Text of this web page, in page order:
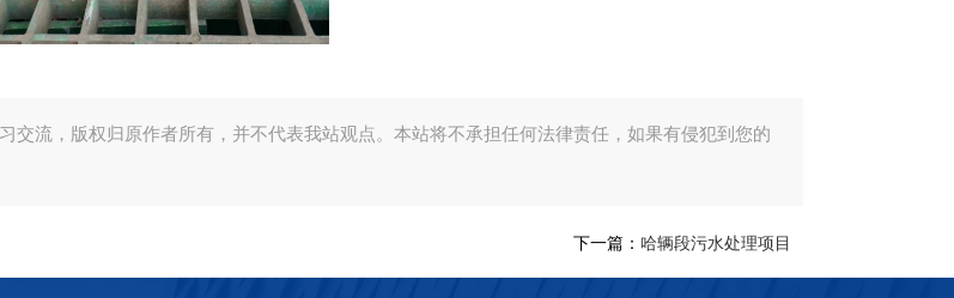
交流，版权归原作者所有，并不代表我站观点。本站将不承担任何法律责任，如果有侵犯到您的
下一篇：哈辆段污水处理项目